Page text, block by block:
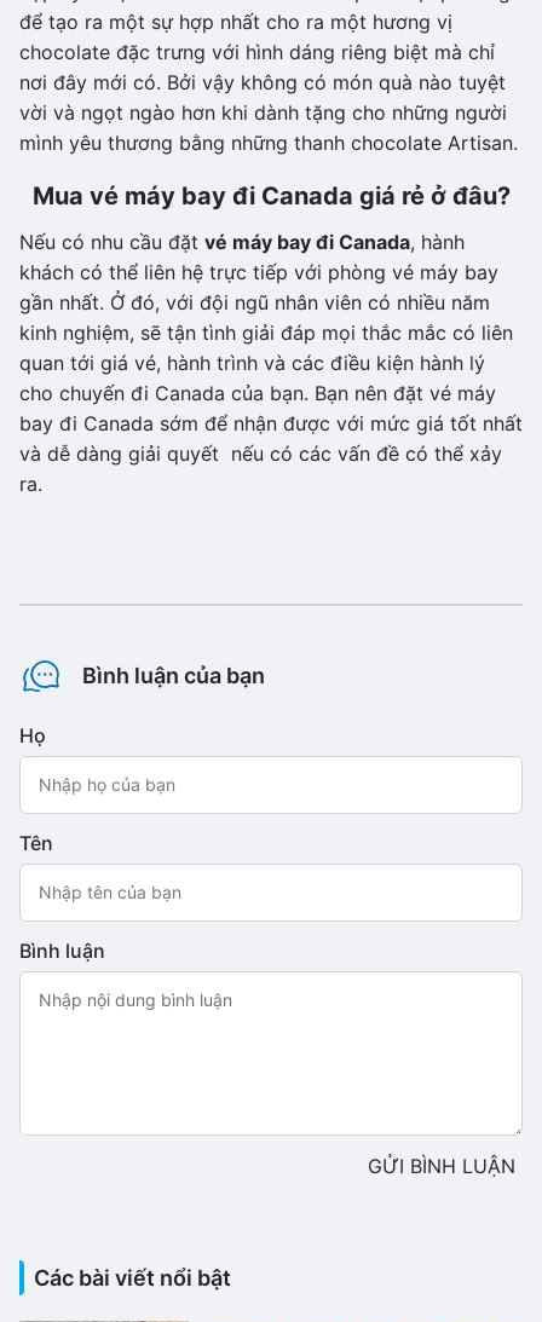
để tạo ra một sự hợp nhất cho ra một hương vị
chocolate đặc trưng với hình dáng riêng biệt mà chỉ
nơi đây mới có. Bởi vậy không có món quà nào tuyệt
vời và ngọt ngào hơn khi dành tặng cho những người
mình yêu thương bằng những thanh chocolate Artisan.
Mua vé máy bay đi Canada giá rẻ ở đâu?
Nếu có nhu cầu đặt vé máy bay đi Canada, hành
khách có thể liên hệ trực tiếp với phòng vé máy bay
gần nhất. Ở đó, với đội ngũ nhân viên có nhiều năm
kinh nghiệm, sẽ tận tình giải đáp mọi thắc mắc có liên
quan tới giá vé, hành trình và các điều kiện hành lý
cho chuyến đi Canada của bạn. Bạn nên đặt vé máy
bay đi Canada sớm để nhận được với mức giá tốt nhất
và dễ dàng giải quyết nếu có các vấn đề có thể xảy
ra.
Bình luận của bạn
Họ
Tên
Bình luận
GỬI BÌNH LUẬN
Các bài viết nổi bật